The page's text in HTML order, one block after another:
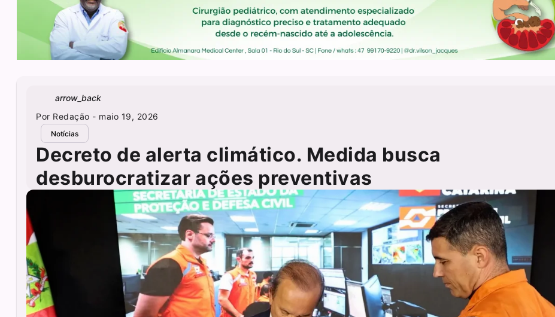
arrow_back
Por Redação - maio 19, 2026
Notícias
Decreto de alerta climático. Medida busca
desburocratizar ações preventivas